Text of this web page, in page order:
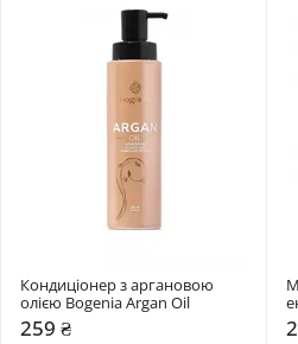
Кондиціонер з аргановою
259 ₴